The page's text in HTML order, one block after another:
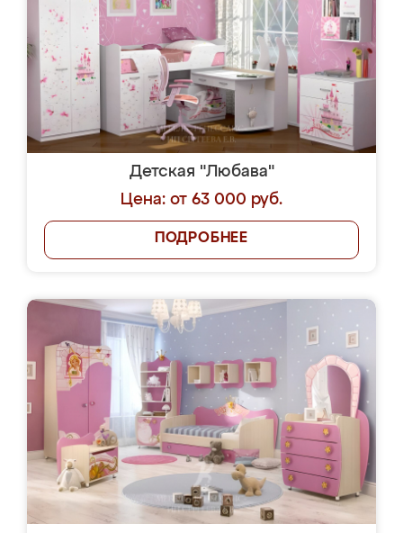
Детская "Любава"
Цена: от 63 000 руб.
ПОДРОБНЕЕ